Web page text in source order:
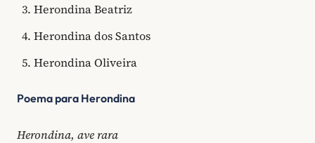
Herondina Beatriz
Herondina dos Santos
Herondina Oliveira
Poema para Herondina
Herondina, ave rara